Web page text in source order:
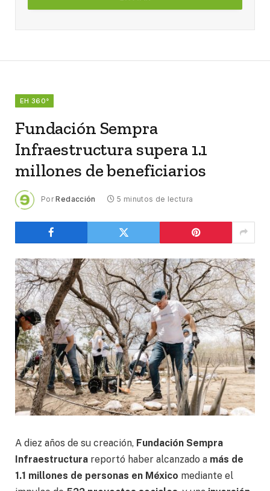
EH 360°
Fundación Sempra
Infraestructura supera 1.1
millones de beneficiarios
Por Redacción 5 minutos de lectura
A diez años de su creación, Fundación Sempra
Infraestructura reportó haber alcanzado a más de
1.1 millones de personas en México mediante el